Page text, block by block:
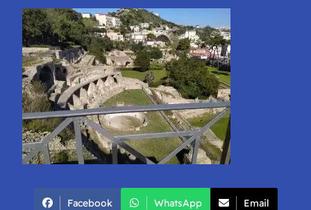
Facebook WhatsApp Email